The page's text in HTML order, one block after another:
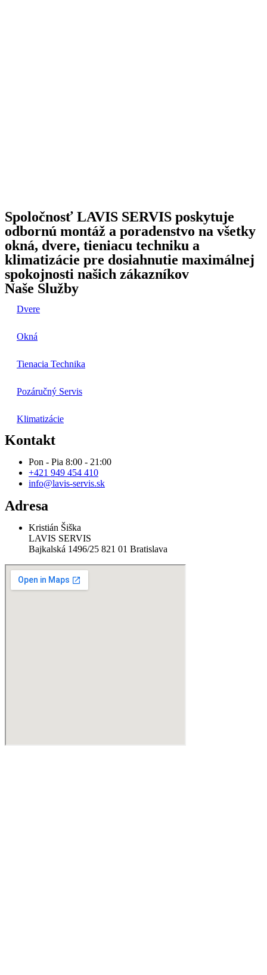
Spoločnosť LAVIS SERVIS poskytuje
odbornú montáž a poradenstvo na všetky
okná, dvere, tieniacu techniku a
klimatizácie pre dosiahnutie maximálnej
spokojnosti našich zákazníkov
Naše Služby
Dvere
Okná
Tienacia Technika
Pozáručný Servis
Klimatizácie
Kontakt
Pon - Pia 8:00 - 21:00
+421 949 454 410
info@lavis-servis.sk
Adresa
Kristián Šiška
LAVIS SERVIS
Bajkalská 1496/25 821 01 Bratislava